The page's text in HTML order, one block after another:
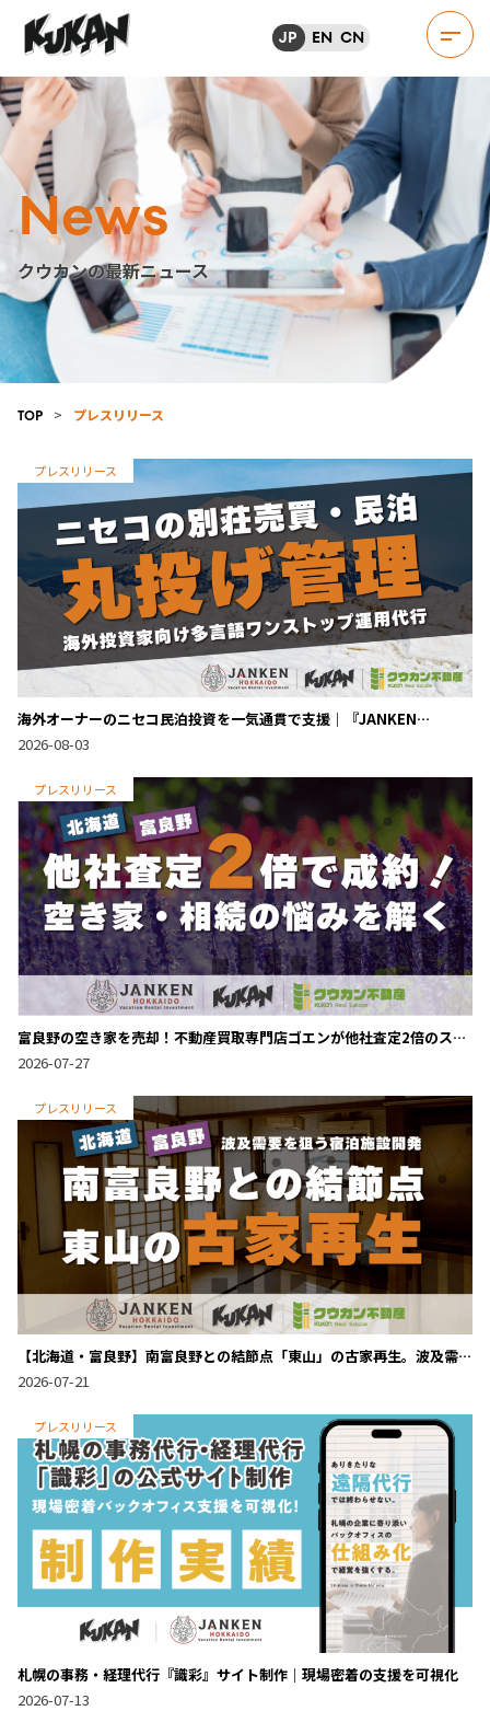
JP EN CN
News
クウカンの最新ニュース
TOP > プレスリリース
プレスリリース
海外オーナーのニセコ民泊投資を一気通貫で支援｜『JANKEN
Hokkaido』の民泊運用代行
2026-08-03
プレスリリース
富良野の空き家を売却！不動産買取専門店ゴエンが他社査定2倍のスピ
ード成約を達成
2026-07-27
プレスリリース
【北海道・富良野】南富良野との結節点「東山」の古家再生。波及需
要を狙う宿泊施設開発
2026-07-21
プレスリリース
札幌の事務・経理代行『識彩』サイト制作｜現場密着の支援を可視化
2026-07-13